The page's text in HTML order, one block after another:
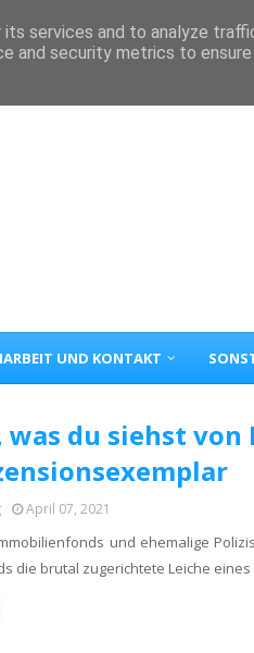
UND KONTAKT
was du siehst
April 07, 2021
und ehemalige
die brutal zugerichtete Leiche eines
services and to analyze
and security metrics to